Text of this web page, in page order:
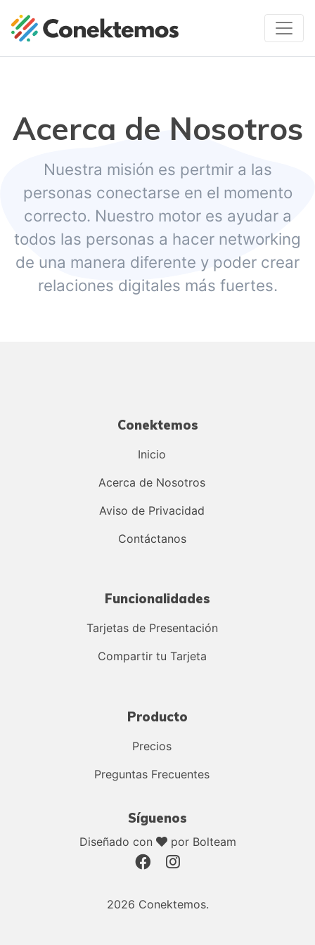
Acerca de Nosotros
Nuestra misión es pertmir a las
personas conectarse en el momento
correcto. Nuestro motor es ayudar a
todos las personas a hacer networking
de una manera diferente y poder crear
relaciones digitales más fuertes.
Conektemos
Inicio
Acerca de Nosotros
Aviso de Privacidad
Contáctanos
Funcionalidades
Tarjetas de Presentación
Compartir tu Tarjeta
Producto
Precios
Preguntas Frecuentes
Síguenos
Diseñado con por Bolteam
2026 Conektemos.